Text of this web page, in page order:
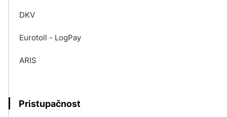
DKV
Eurotoll - LogPay
ARIS
Pristupačnost